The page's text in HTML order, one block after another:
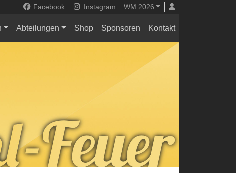
Facebook Instagram WM 2026
Abteilungen Shop Sponsoren Kontakt